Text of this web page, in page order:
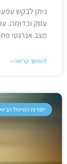
ניתן לבקש
עסק וכדומה.
מצב אנרגטי
להמשך קריאה »
יסודות הטיפול